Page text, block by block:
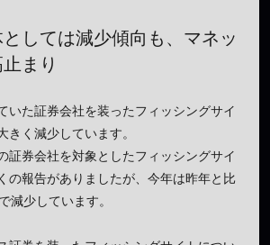
しては減少傾向も、マネッ
まり
いた証券会社を装ったフィッシングサイ
きく減少しています。
証券会社を対象としたフィッシングサイ
の報告がありましたが、今年は昨年と比
減少しています。